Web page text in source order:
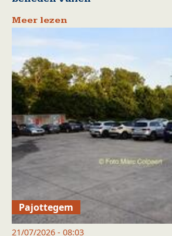
Meer lezen
Pajottegem
21/07/2026 - 08:03